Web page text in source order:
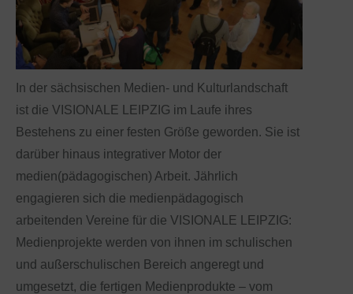
In der sächsischen Medien- und Kulturlandschaft
ist die VISIONALE LEIPZIG im Laufe ihres
Bestehens zu einer festen Größe geworden. Sie ist
darüber hinaus integrativer Motor der
medien(pädagogischen) Arbeit. Jährlich
engagieren sich die medienpädagogisch
arbeitenden Vereine für die VISIONALE LEIPZIG:
Medienprojekte werden von ihnen im schulischen
und außerschulischen Bereich angeregt und
umgesetzt, die fertigen Medienprodukte – vom